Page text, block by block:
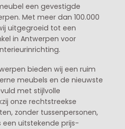
een gevestigde
. Met meer dan 100.000
uitgegroeid tot een
in Antwerpen voor
bieden wij een ruim
meubels en de nieuwste
met stijlvolle
onze rechtstreekse
zonder tussenpersonen,
uitstekende prijs-